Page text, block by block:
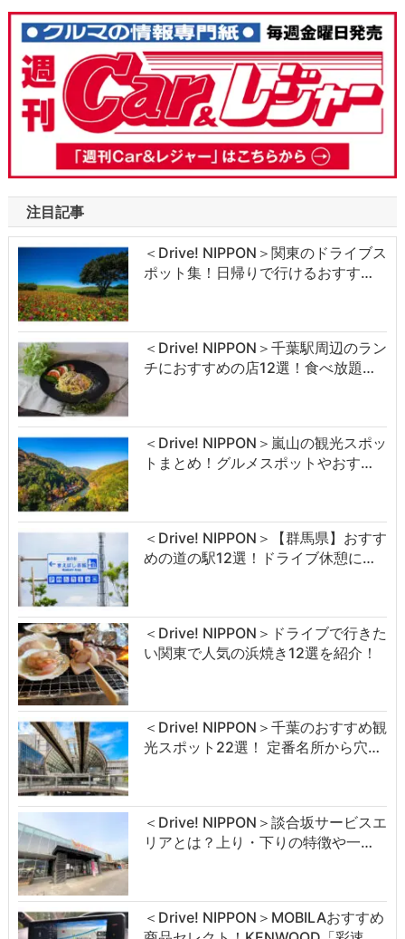
注目記事
＜Drive! NIPPON＞関東のドライブス
ポット集！日帰りで行けるおすす…
＜Drive! NIPPON＞千葉駅周辺のラン
チにおすすめの店12選！食べ放題…
＜Drive! NIPPON＞嵐山の観光スポッ
トまとめ！グルメスポットやおす…
＜Drive! NIPPON＞【群馬県】おすす
めの道の駅12選！ドライブ休憩に…
＜Drive! NIPPON＞ドライブで行きた
い関東で人気の浜焼き12選を紹介！
＜Drive! NIPPON＞千葉のおすすめ観
光スポット22選！ 定番名所から穴…
＜Drive! NIPPON＞談合坂サービスエ
リアとは？上り・下りの特徴や一…
＜Drive! NIPPON＞MOBILAおすすめ